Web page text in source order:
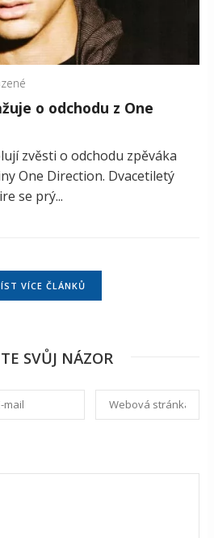
o odchodu z One
zvěsti o odchodu zpěváka
One Direction. Dvacetiletý
se prý...
VÍCE ČLÁNKŮ
SVŮJ NÁZOR